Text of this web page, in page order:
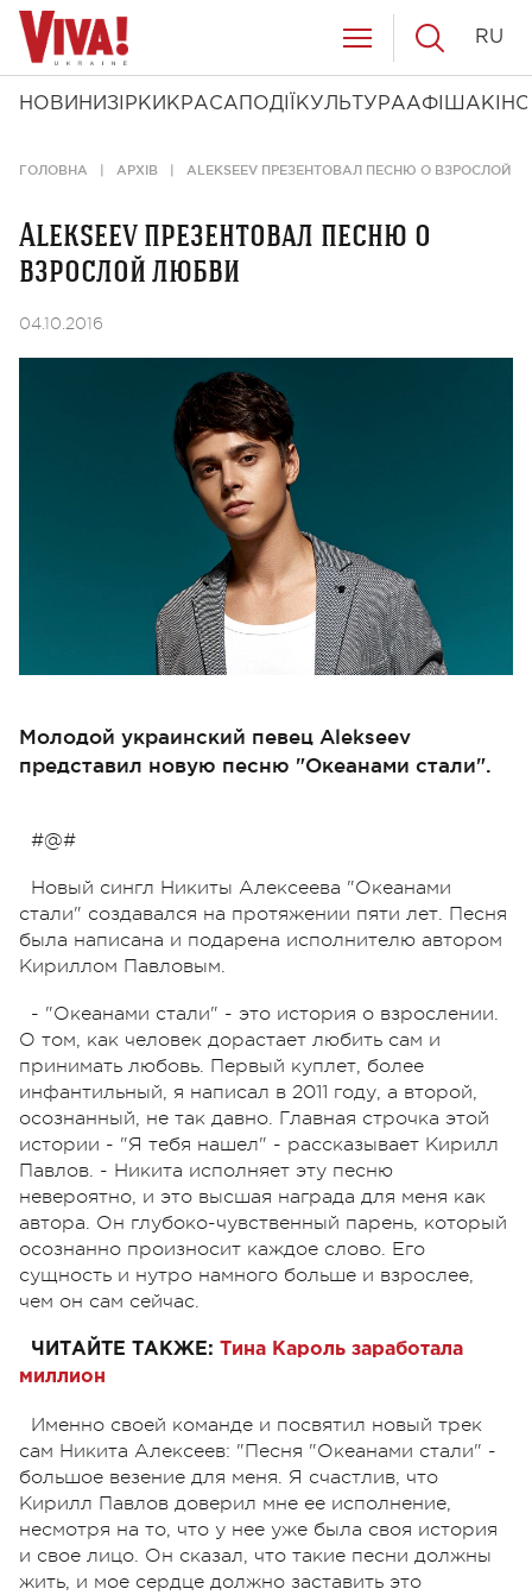
НОВИНИ ЗІРКИ КРАСА ПОДІЇ КУЛЬТУРААФІША КІНО
RU
ГОЛОВНА АРХІВ ALEKSEEV ПРЕЗЕНТОВАЛ ПЕСНЮ О ВЗРОСЛОЙ
Alekseev презентовал песню о
взрослой любви
04.10.2016
Молодой украинский певец Alekseev
представил новую песню "Океанами стали".
#@#
Новый сингл Никиты Алексеева "Океанами
стали" создавался на протяжении пяти лет. Песня
была написана и подарена исполнителю автором
Кириллом Павловым.
- "Океанами стали" - это история о взрослении.
О том, как человек дорастает любить сам и
принимать любовь. Первый куплет, более
инфантильный, я написал в 2011 году, а второй,
осознанный, не так давно. Главная строчка этой
истории - "Я тебя нашел" - рассказывает Кирилл
Павлов. - Никита исполняет эту песню
невероятно, и это высшая награда для меня как
автора. Он глубоко-чувственный парень, который
осознанно произносит каждое слово. Его
сущность и нутро намного больше и взрослее,
чем он сам сейчас.
ЧИТАЙТЕ ТАКЖЕ: Тина Кароль заработала
миллион
Именно своей команде и посвятил новый трек
сам Никита Алексеев: "Песня "Океанами стали" -
большое везение для меня. Я счастлив, что
Кирилл Павлов доверил мне ее исполнение,
несмотря на то, что у нее уже была своя история
и свое лицо. Он сказал, что такие песни должны
жить, и мое сердце должно заставить это